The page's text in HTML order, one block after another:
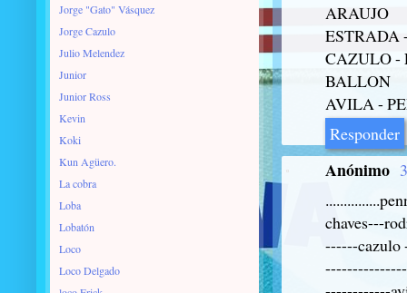
ARAUJO
ESTRADA
CAZULO -
BALLON
AVILA -
Responder
Anónimo
chaves---
------cazulo
Jorge "Gato" Vásquez
Jorge Cazulo
Julio Melendez
Junior
Junior Ross
Kevin
Koki
Kun Agüero.
La cobra
Loba
Lobatón
Loco
Loco Delgado